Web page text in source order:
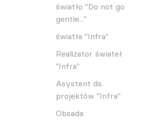
światło "Do not go
gentle..."
światła "Infra"
Realizator świateł
"Infra"
Asystent ds.
projektów "Infra"
Obsada: